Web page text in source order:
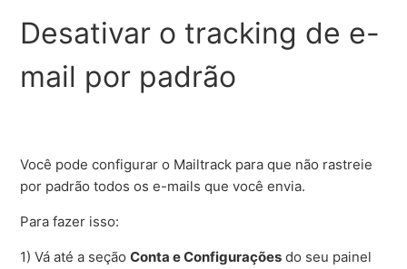
Desativar o tracking de e-
mail por padrão
Você pode configurar o Mailtrack para que não rastreie
por padrão todos os e-mails que você envia.
Para fazer isso:
1) Vá até a seçãoConta e Configurações do seu painel